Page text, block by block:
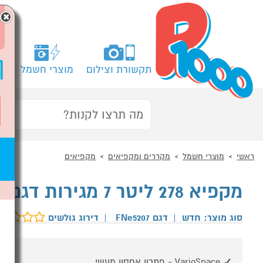
תקשורת וצילום מוצרי חשמל
ראשי מוצרי חשמל מקררים ומקפיאים מקפיאים
מקפיא 278 ליטר 7 מגירות דגם LIEBHERR FNe5207 לבן
סוג מוצר: חדש | דגם FNe5207 | דירוג גולשים
×